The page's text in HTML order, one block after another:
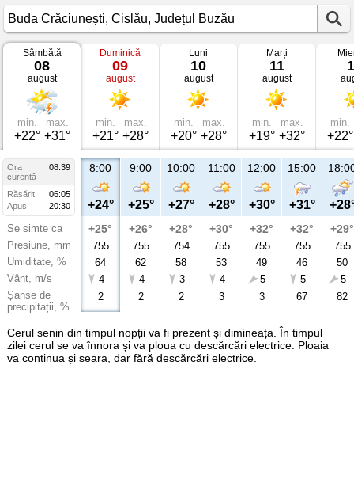
Vremea
Buda
Crăciunești
Cislău,
Județul
Buzău
Sâmbătă
08
august
min.
+22°
max.
+31°
Duminică
09
august
min.
+21°
max.
+28°
Luni
10
august
min.
+20°
max.
+28°
Marți
11
august
min.
+19°
max.
+32°
min.
+22°
Ora
08:39
curentă
Răsărit:
06:05
Apus:
20:30
Se simte ca
Presiune, mm
Umiditate, %
Vânt, m/s
Șanse de
precipitații, %
8:00
+24°
+25°
755
64
4
2
9:00
+25°
+26°
755
62
4
2
10:00
+27°
+28°
754
58
3
2
11:00
+28°
+30°
755
53
4
3
12:00
+30°
+32°
755
49
5
3
15:00
+31°
+32°
755
46
5
67
+29°
755
50
5
82
Cerul senin din timpul nopții va fi prezent și dimineața. În timpul
zilei cerul se va înnora și va ploua cu descărcări electrice. Ploaia
va continua și seara, dar fără descărcări electrice.